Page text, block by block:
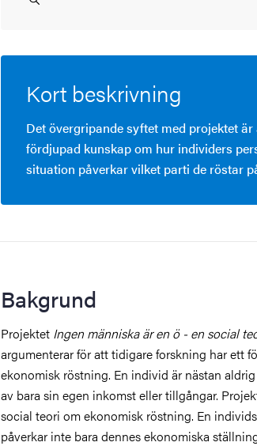
Kort beskrivning
Det övergripande syftet med projektet
fördjupad kunskap om hur individers
situation påverkar vilket parti de röstar
Bakgrund
Projektet Ingen människa är en ö - en social
argumenterar för att tidigare forskning har ett
ekonomisk röstning. En individ är nästan
av bara sin egen inkomst eller tillgångar.
social teori om ekonomisk röstning. En
påverkar inte bara dennes ekonomiska